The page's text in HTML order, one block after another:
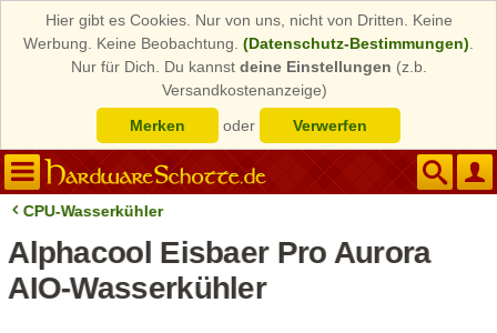
Hier gibt es Cookies. Nur von uns, nicht von Dritten. Keine
Werbung. Keine Beobachtung. (Datenschutz-Bestimmungen)
Nur für Dich. Du kannst deine Einstellungen (z.b.
Versandkostenanzeige)
Merken
oder Verwerfen
CPU-Wasserkühler
Alphacool Eisbaer Pro Aurora
AIO-Wasserkühler